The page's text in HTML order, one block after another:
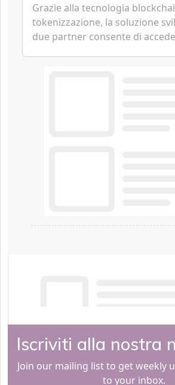
Grazie alla tecnologia
tokenizzazione, la soluzione
due partner consente di
Iscriviti alla nostra
Join our mailing list to get weekly
to your inbox.